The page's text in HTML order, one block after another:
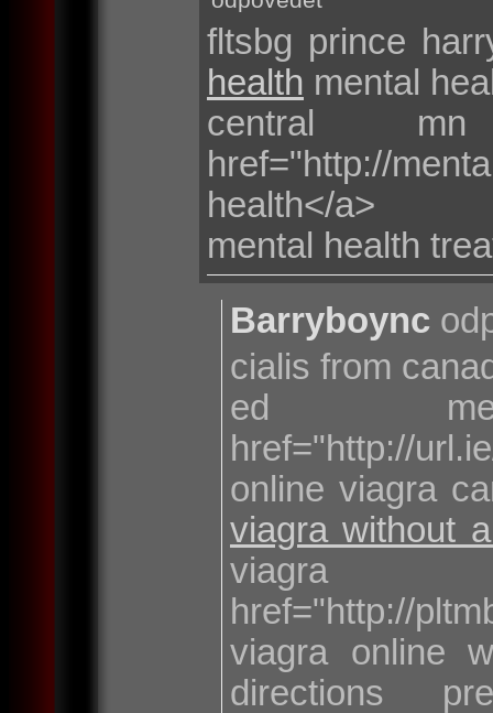
fltsbg prince
health mental
central
href="http://
health</a>
mental health
Barryboync
cialis from
ed
href="http://
online viagra
viagra without
href="http://
viagra online
directions